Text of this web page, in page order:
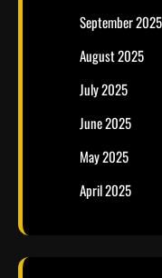
September 2025
August 2025
July 2025
June 2025
May 2025
April 2025